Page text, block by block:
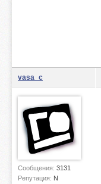
vasa_c
Сообщения: 3131
Репутация: N